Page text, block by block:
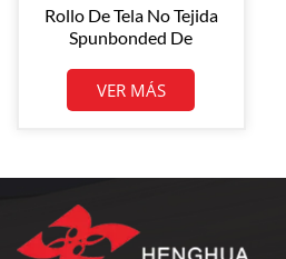
Rollo De Tela No Tejida
Spunbonded De
Color Verde, Tamaño
Personalizado
VER MÁS